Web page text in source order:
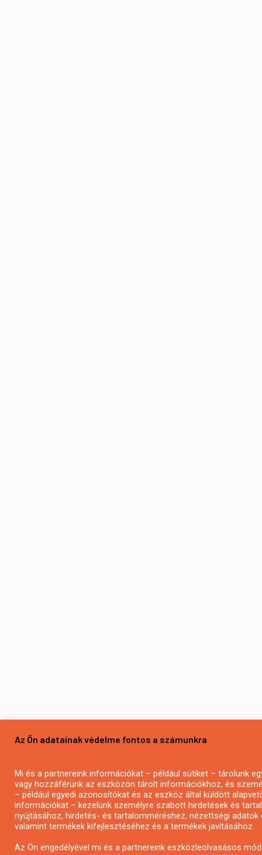
Az Ön adatainak védelme fontos a számunkra
Mi és a partnereink információkat – például sütiket – tárolunk
vagy hozzáférünk az eszközön tárolt információkhoz, és
– például egyedi azonosítókat és az eszköz által küldött
információkat – kezelünk személyre szabott hirdetések és
nyújtásához, hirdetés- és tartalomméréshez, nézettségi adatok
valamint termékek kifejlesztéséhez és a termékek javításához.
Az Ön engedélyével mi és a partnereink eszközleolvasásos